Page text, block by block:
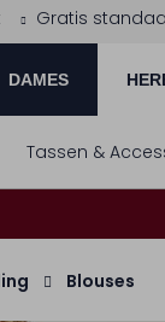
Gratis
DAMES
Tassen &
Blouses